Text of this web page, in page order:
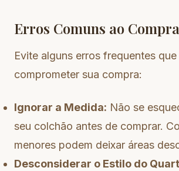
Erros Comuns ao
Evite alguns erros frequentes
comprometer sua compra:
Ignorar a Medida: Não se
seu colchão antes de comprar.
menores podem deixar áreas
Desconsiderar o Estilo do